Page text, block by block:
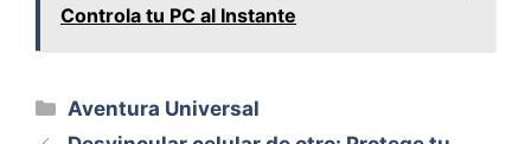
Controla tu PC al Instante
Categorías
Aventura Universal